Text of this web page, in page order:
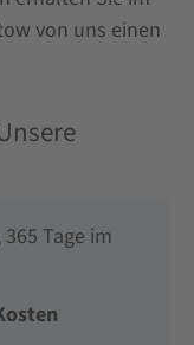
von uns einen
Tage im